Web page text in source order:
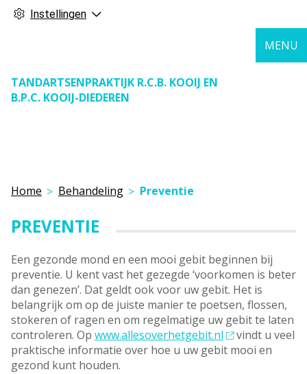
Instellingen
TANDARTSENPRAKTIJK R.C.B. KOOIJ EN
B.P.C. KOOIJ-DIEDEREN
MENU
Home Behandeling Preventie
PREVENTIE
Een gezonde mond en een mooi gebit beginnen bij
preventie. U kent vast het gezegde ‘voorkomen is beter
dan genezen’. Dat geldt ook voor uw gebit. Het is
belangrijk om op de juiste manier te poetsen, flossen,
stokeren of ragen en om regelmatige uw gebit te laten
controleren. Op www.allesoverhetgebit.nl
vindt u veel
praktische informatie over hoe u uw gebit mooi en
gezond kunt houden.